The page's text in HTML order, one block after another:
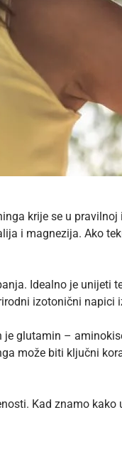
krije se u
i magnezija. Ako
Idealno je unijeti
izotonični napici
glutamin –
može biti ključni
Kad znamo kako